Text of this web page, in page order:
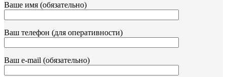
Ваше имя (обязательно)
Ваш телефон (для оперативности)
Ваш e-mail (обязательно)